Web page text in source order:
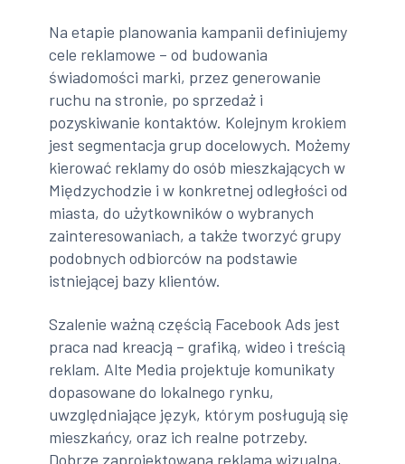
Na etapie planowania kampanii definiujemy
cele reklamowe – od budowania
świadomości marki, przez generowanie
ruchu na stronie, po sprzedaż i
pozyskiwanie kontaktów. Kolejnym krokiem
jest segmentacja grup docelowych. Możemy
kierować reklamy do osób mieszkających w
Międzychodzie i w konkretnej odległości od
miasta, do użytkowników o wybranych
zainteresowaniach, a także tworzyć grupy
podobnych odbiorców na podstawie
istniejącej bazy klientów.
Szalenie ważną częścią Facebook Ads jest
praca nad kreacją – grafiką, wideo i treścią
reklam. Alte Media projektuje komunikaty
dopasowane do lokalnego rynku,
uwzględniające język, którym posługują się
mieszkańcy, oraz ich realne potrzeby.
Dobrze zaprojektowana reklama wizualna,